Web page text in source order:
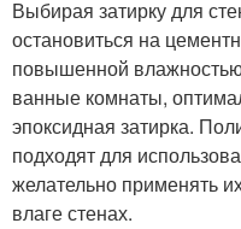
Выбирая затирку для
остановиться на
повышенной
ванные комнаты,
эпоксидная затирка.
подходят для
желательно применять
влаге стенах.